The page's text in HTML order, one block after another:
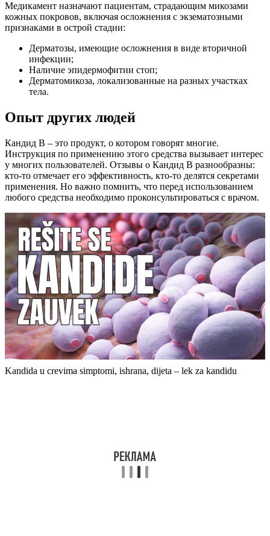
Медикамент назначают пациентам, страдающим микозами
кожных покровов, включая осложнения с экзематозными
признаками в острой стадии:
Дерматозы, имеющие осложнения в виде вторичной
инфекции;
Наличие эпидермофитии стоп;
Дерматомикоза, локализованные на разных участках
тела.
Опыт других людей
Кандид B – это продукт, о котором говорят многие.
Инструкция по применению этого средства вызывает интерес
у многих пользователей. Отзывы о Кандид B разнообразны:
кто-то отмечает его эффективность, кто-то делятся секретами
применения. Но важно помнить, что перед использованием
любого средства необходимо проконсультироваться с врачом.
Kandida u crevima simptomi, ishrana, dijeta – lek za kandidu